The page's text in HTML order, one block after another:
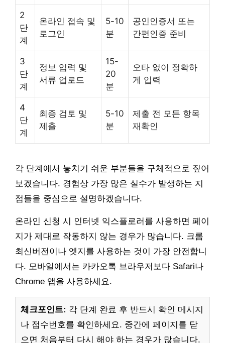
2
단
계
온라인 접속 및
로그인
5-10
분
공인인증서 또는
간편인증 준비
3
단
계
정보 입력 및
서류 업로드
15-
20
분
오타 없이 정확하
게 입력
4
단
계
최종 검토 및
제출
5-10
분
제출 전 모든 항목
재확인
각 단계에서 놓치기 쉬운 부분들을 구체적으로 짚어
보겠습니다. 경험상 가장 많은 실수가 발생하는 지
점들을 중심으로 설명하겠습니다.
온라인 신청 시 인터넷 익스플로러를 사용하면 페이
지가 제대로 작동하지 않는 경우가 많습니다. 크롬
최신버전이나 엣지를 사용하는 것이 가장 안전합니
다. 모바일에서는 카카오톡 브라우저보다 Safari나
Chrome 앱을 사용하세요.
체크포인트: 각 단계 완료 후 반드시 확인 메시지
나 접수번호를 확인하세요. 중간에 페이지를 닫
으면 처음부터 다시 해야 하는 경우가 많습니다.